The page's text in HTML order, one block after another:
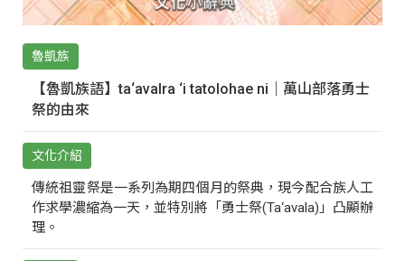
魯凱族
【魯凱族語】ta‘avalra ‘i tatolohae ni｜萬山部落勇士
祭的由來
文化介紹
傳統祖靈祭是一系列為期四個月的祭典，現今配合族人工
作求學濃縮為一天，並特別將「勇士祭(Ta‘avala)」凸顯辦
理。